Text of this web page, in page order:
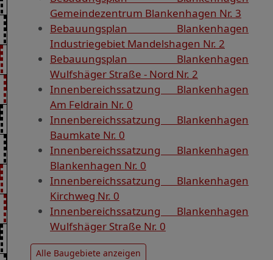
Gemeindezentrum Blankenhagen Nr. 3
Bebauungsplan Blankenhagen
Industriegebiet Mandelshagen Nr. 2
Bebauungsplan Blankenhagen
Wulfshäger Straße - Nord Nr. 2
Innenbereichssatzung Blankenhagen
Am Feldrain Nr. 0
Innenbereichssatzung Blankenhagen
Baumkate Nr. 0
Innenbereichssatzung Blankenhagen
Blankenhagen Nr. 0
Innenbereichssatzung Blankenhagen
Kirchweg Nr. 0
Innenbereichssatzung Blankenhagen
Wulfshäger Straße Nr. 0
Alle Baugebiete anzeigen